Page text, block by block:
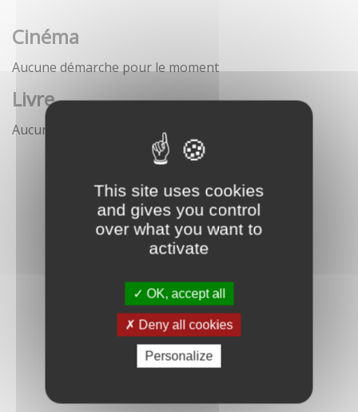
This site uses cookies
and gives you control
over what you want to
activate
OK, accept all
Deny all cookies
Personalize
Cinéma
Aucune démarche pour le moment
Livre
Aucune démarche pour le moment